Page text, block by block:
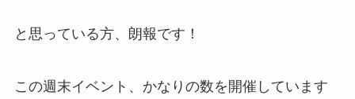
と思っている方、朗報です！
この週末イベント、かなりの数を開催しています